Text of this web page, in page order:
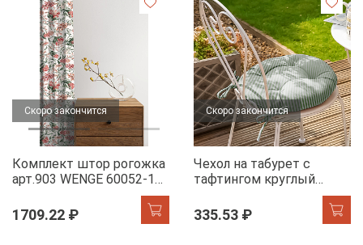
Скоро закончится
Комплект штор рогожка
арт.903 WENGE 60052-1
1709.22 ₽
Скоро закончится
Чехол на табурет с
тафтингом круглый
WENGE 60049-1 Tropical
accent
335.53 ₽